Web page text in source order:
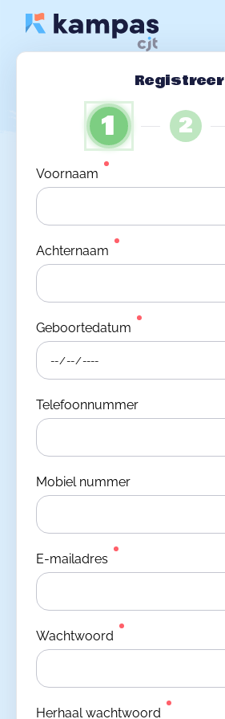
Registreer
1 2
Voornaam
Achternaam
Geboortedatum
Telefoonnummer
Mobiel nummer
E-mailadres
Wachtwoord
Herhaal wachtwoord